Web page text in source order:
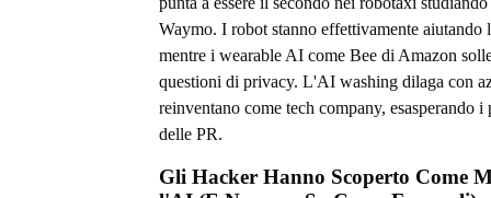
Waymo. I robot stanno effettivamente aiutando
mentre i wearable AI come Bee di Amazon
questioni di privacy. L'AI washing dilaga con
reinventano come tech company, esasperando i
delle PR.
Gli Hacker Hanno Scoperto Come